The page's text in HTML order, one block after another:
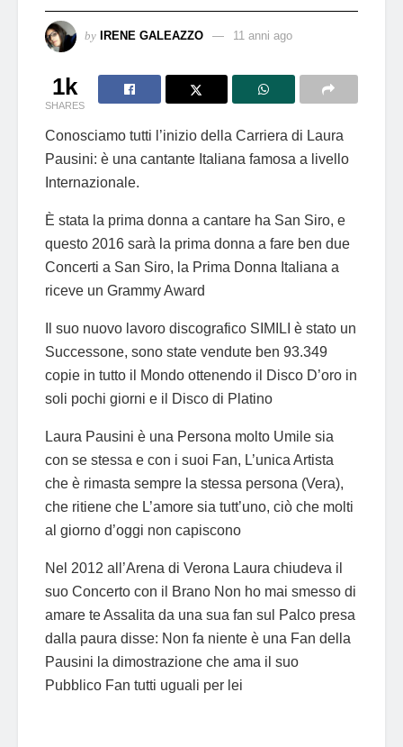
by IRENE GALEAZZO 11 anni ago
1k
SHARES
Conosciamo tutti l’inizio della Carriera di Laura
Pausini: è una cantante Italiana famosa a livello
Internazionale.
È stata la prima donna a cantare ha San Siro, e
questo 2016 sarà la prima donna a fare ben due
Concerti a San Siro, la Prima Donna Italiana a
riceve un Grammy Award
Il suo nuovo lavoro discografico SIMILI è stato un
Successone, sono state vendute ben 93.349
copie in tutto il Mondo ottenendo il Disco D’oro in
soli pochi giorni e il Disco di Platino
Laura Pausini è una Persona molto Umile sia
con se stessa e con i suoi Fan, L’unica Artista
che è rimasta sempre la stessa persona (Vera),
che ritiene che L’amore sia tutt’uno, ciò che molti
al giorno d’oggi non capiscono
Nel 2012 all’Arena di Verona Laura chiudeva il
suo Concerto con il Brano Non ho mai smesso di
amare te Assalita da una sua fan sul Palco presa
dalla paura disse: Non fa niente è una Fan della
Pausini la dimostrazione che ama il suo
Pubblico Fan tutti uguali per lei